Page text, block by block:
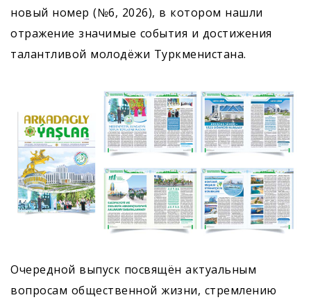
новый номер (№6, 2026), в котором нашли
отражение значимые события и достижения
талантливой молодёжи Туркменистана.
Очередной выпуск посвящён актуальным
вопросам общественной жизни, стремлению